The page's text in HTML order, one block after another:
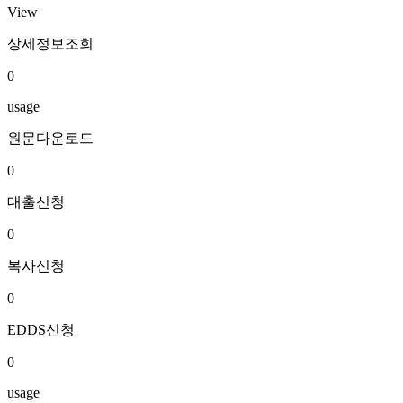
View
상세정보조회
0
usage
원문다운로드
0
대출신청
0
복사신청
0
EDDS신청
0
usage